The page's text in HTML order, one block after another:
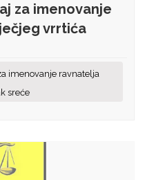
za imenovanje
vrrtića
imenovanje ravnatelja
sreće